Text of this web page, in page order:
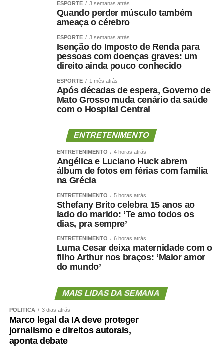
Os 34º Jogos Olímpicos de Sinop e os 3º Jogos
Paralímpicos de Sinop integram a programação do
Festeja Sinop 2026. Promovido pela Prefeitura de Sinop,
o Festeja Sinop 2026 será realizado de 30 de agosto a 14
de setembro, em celebração aos 52 anos de fundação do
município. O calendário oficial das festividades será
divulgado nos próximos dias pela Prefeitura de Sinop.
COMENTE ABAIXO:
WhatsApp
Facebook
Twitter
Messenger
LinkedIn
Share
ESPORTE 3 semanas atrás
Quando perder músculo também
ameaça o cérebro
ESPORTE 3 semanas atrás
Isenção do Imposto de Renda para
pessoas com doenças graves: um
direito ainda pouco conhecido
ESPORTE 1 mês atrás
Após décadas de espera, Governo de
Mato Grosso muda cenário da saúde
com o Hospital Central
ENTRETENIMENTO
ENTRETENIMENTO 4 horas atrás
Angélica e Luciano Huck abrem
álbum de fotos em férias com família
na Grécia
ENTRETENIMENTO 5 horas atrás
Sthefany Brito celebra 15 anos ao
lado do marido: ‘Te amo todos os
dias, pra sempre’
ENTRETENIMENTO 6 horas atrás
Luma Cesar deixa maternidade com o
filho Arthur nos braços: ‘Maior amor
do mundo’
MAIS LIDAS DA SEMANA
POLÍTICA 3 dias atrás
Marco legal da IA deve proteger
jornalismo e direitos autorais,
aponta debate